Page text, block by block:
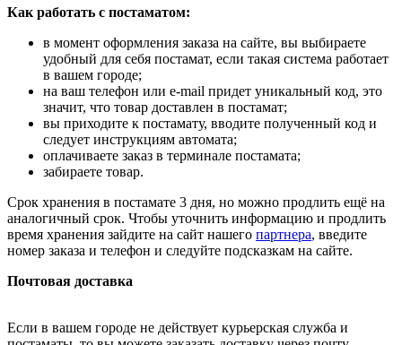
Как работать с постаматом:
в момент оформления заказа на сайте, вы выбираете
удобный для себя постамат, если такая система работает
в вашем городе;
на ваш телефон или e-mail придет уникальный код, это
значит, что товар доставлен в постамат;
вы приходите к постамату, вводите полученный код и
следует инструкциям автомата;
оплачиваете заказ в терминале постамата;
забираете товар.
Срок хранения в постамате 3 дня, но можно продлить ещё на
аналогичный срок. Чтобы уточнить информацию и продлить
время хранения зайдите на сайт нашего партнера, введите
номер заказа и телефон и следуйте подсказкам на сайте.
Почтовая доставка
Если в вашем городе не действует курьерская служба и